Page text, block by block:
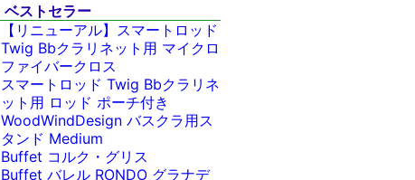
ベストセラー
【リニューアル】スマートロッド
Twig Bbクラリネット用 マイクロ
ファイバークロス
スマートロッド Twig Bbクラリネ
ット用 ロッド ポーチ付き
WoodWindDesign バスクラ用ス
タンド Medium
Buffet コルク・グリス
Buffet バレル RONDO グラナデ